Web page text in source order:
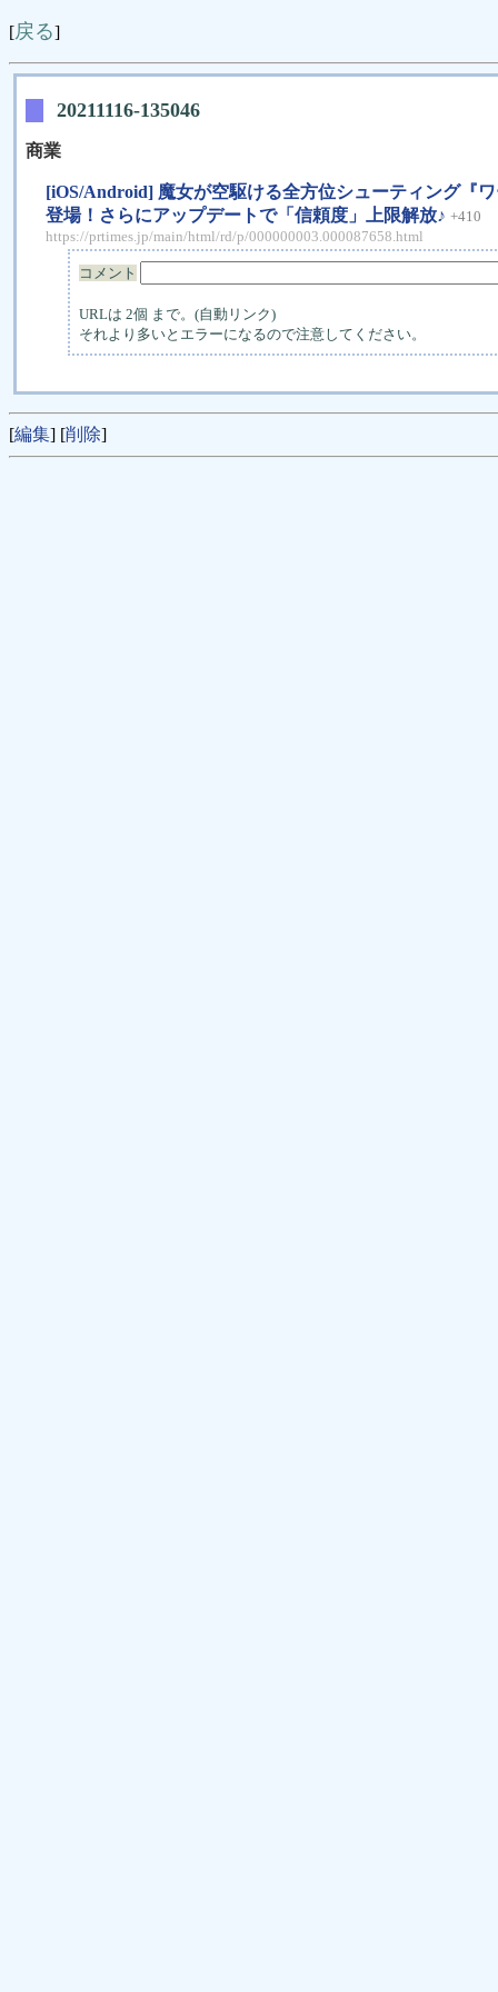
[戻る]
20211116-135046
商業
[iOS/Android] 魔女が空駆ける全方位シューティング『
登場！さらにアップデートで「信頼度」上限解放♪ +410
https://prtimes.jp/main/html/rd/p/000000003.000087658.html
コメント
URLは 2個 まで。(自動リンク)
それより多いとエラーになるので注意してください。
[編集] [削除]